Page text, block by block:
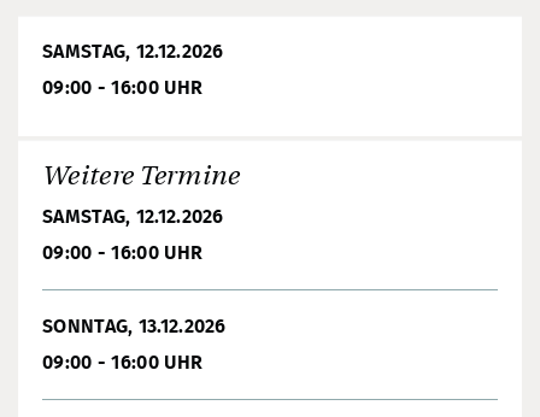
SAMSTAG, 12.12.2026
09:00 - 16:00 UHR
Weitere Termine
SAMSTAG, 12.12.2026
09:00 - 16:00 UHR
SONNTAG, 13.12.2026
09:00 - 16:00 UHR